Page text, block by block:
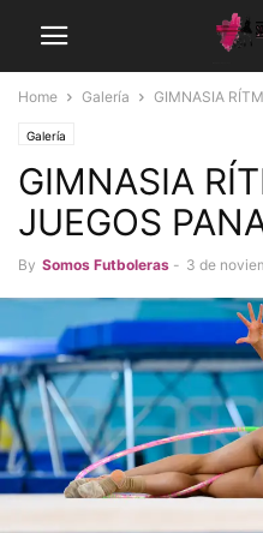
Home Galería GIMNASIA
Galería
GIMNASIA
JUEGOS
By Somos Futboleras - 3 de